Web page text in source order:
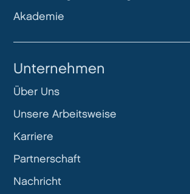
Akademie
Unternehmen
Über Uns
Unsere Arbeitsweise
Karriere
Partnerschaft
Nachricht